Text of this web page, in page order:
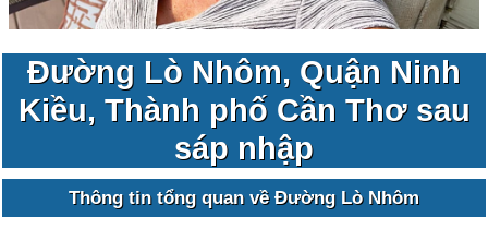
Đường Lò Nhôm, Quận Ninh
Kiều, Thành phố Cần Thơ sau
sáp nhập
Thông tin tổng quan về Đường Lò Nhôm